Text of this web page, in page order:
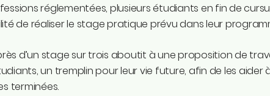
réglementées, plusieurs étudiants en fin de
de réaliser le stage pratique prévu dans leur
d’un stage sur trois aboutit à une proposition de
un tremplin pour leur vie future, afin de les aider
terminées.